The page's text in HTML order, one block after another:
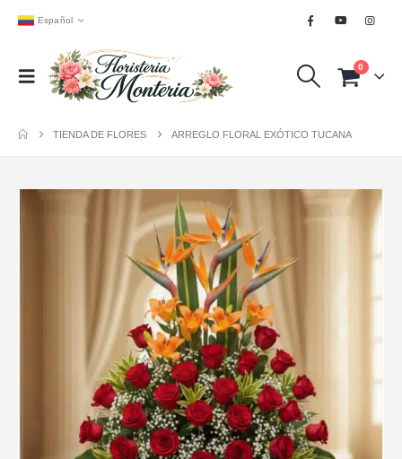
Español
0
TIENDA DE FLORES ARREGLO FLORAL EXÓTICO TUCANA